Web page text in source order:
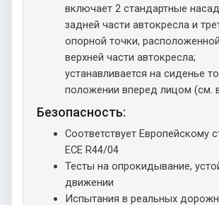
включает 2 стандартные
задней части автокресла и
опорной точки,
верхней части автокресла;
устанавливается на сиденье
положении вперед лицом (см.
Безопасность:
Соответствует Европейскому
ECE R44/04
Тесты на опрокидывание,
движении
Испытания в реальных